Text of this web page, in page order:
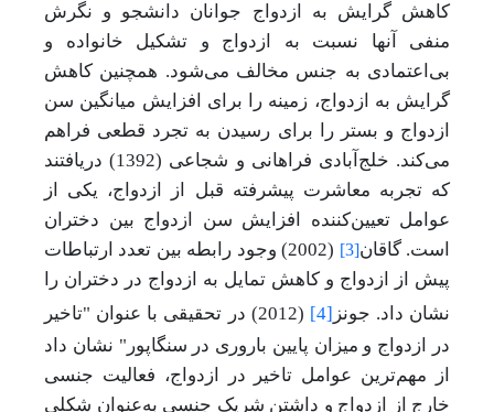
کاهش گرایش به ازدواج جوانان دانشجو و نگرش
منفی آنها نسبت به ازدواج و تشکیل خانواده و
بی‌اعتمادی به جنس مخالف می‌شود. همچنین کاهش
گرایش به ازدواج، زمینه را برای افزایش میانگین سن
ازدواج و بستر را برای رسیدن به تجرد قطعی فراهم
می‌کند. خلج‌آبادی فراهانی و شجاعی (1392) دریافتند
که تجربه معاشرت پیشرفته قبل از ازدواج، یکی از
عوامل تعیین‌کننده افزایش سن ازدواج بین دختران
است. گاقان[3]
(2002) وجود رابطه بین تعدد ارتباطات
پیش از ازدواج و کاهش تمایل به ازدواج در دختران را
نشان داد. جونز [4]
(2012) در تحقیقی با عنوان "تاخیر
در ازدواج و میزان پایین باروری در سنگاپور" نشان داد
از مهم‌ترین عوامل تاخیر در ازدواج، فعالیت جنسی
خارج از ازدواج و داشتن شریک جنسی به‌عنوان شکلی